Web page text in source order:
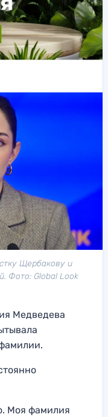
Щербакову и
Фото: Global Look
Медведева
Моя фамилия